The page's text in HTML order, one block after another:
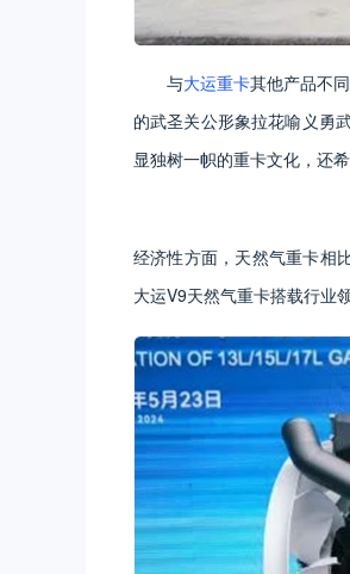
与大运重卡其他产品不
的武圣关公形象拉花喻义勇
显独树一帜的重卡文化，还
经济性方面，天然气重卡相
大运V9天然气重卡搭载行业